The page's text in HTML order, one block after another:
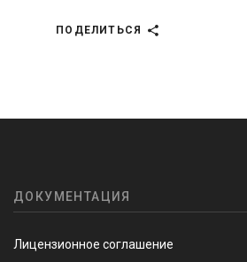
ПОДЕЛИТЬСЯ
ДОКУМЕНТАЦИЯ
Лицензионное соглашение